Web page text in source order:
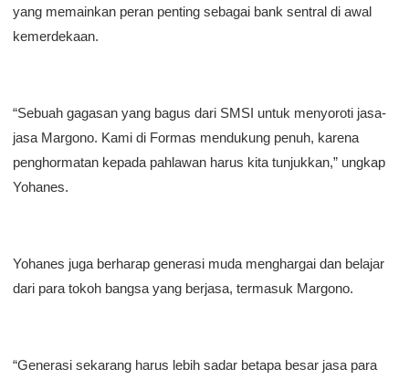
yang memainkan peran penting sebagai bank sentral di awal
kemerdekaan.
“Sebuah gagasan yang bagus dari SMSI untuk menyoroti jasa-
jasa Margono. Kami di Formas mendukung penuh, karena
penghormatan kepada pahlawan harus kita tunjukkan,” ungkap
Yohanes.
Yohanes juga berharap generasi muda menghargai dan belajar
dari para tokoh bangsa yang berjasa, termasuk Margono.
“Generasi sekarang harus lebih sadar betapa besar jasa para